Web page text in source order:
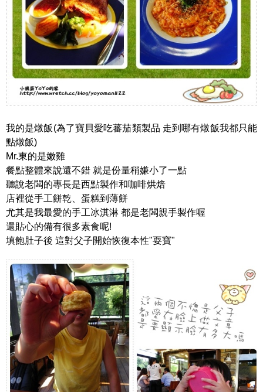
我的是燉飯(為了寶貝愛吃蕃茄類製品 走到哪有燉飯我都只能
點燉飯)
Mr.東的是嫩雞
餐點整體來說還不錯 就是份量稍嫌小了一點
聽說老闆的專長是西點製作和咖啡烘焙
店裡從手工餅乾、蛋糕到薄餅
尤其是我最愛的手工冰淇淋 都是老闆親手製作喔
還貼心的備有很多素食呢!
填飽肚子後 這對父子開始恢復本性"耍寶"